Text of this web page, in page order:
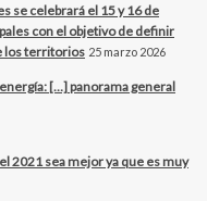
se celebrará el 15 y 16 de
con el objetivo de definir
los territorios 25 marzo 2026
[…] panorama general
2021 sea mejor ya que es muy